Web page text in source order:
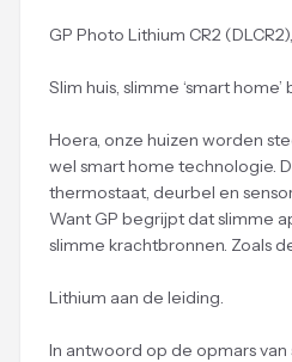
GP Photo Lithium CR2
Slim huis, slimme ‘smart home’
Hoera, onze huizen worden
wel smart home technologie.
thermostaat, deurbel en
Want GP begrijpt dat slimme
slimme krachtbronnen. Zoals
Lithium aan de leiding.
In antwoord op de opmars van